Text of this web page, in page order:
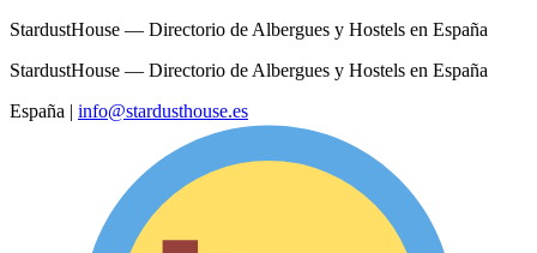
StardustHouse — Directorio de Albergues y Hostels en España
StardustHouse — Directorio de Albergues y Hostels en España
España | info@stardusthouse.es